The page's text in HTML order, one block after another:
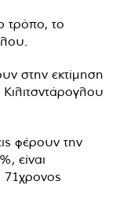
τρόπο, το
στην εκτίμηση
φέρουν την
είναι